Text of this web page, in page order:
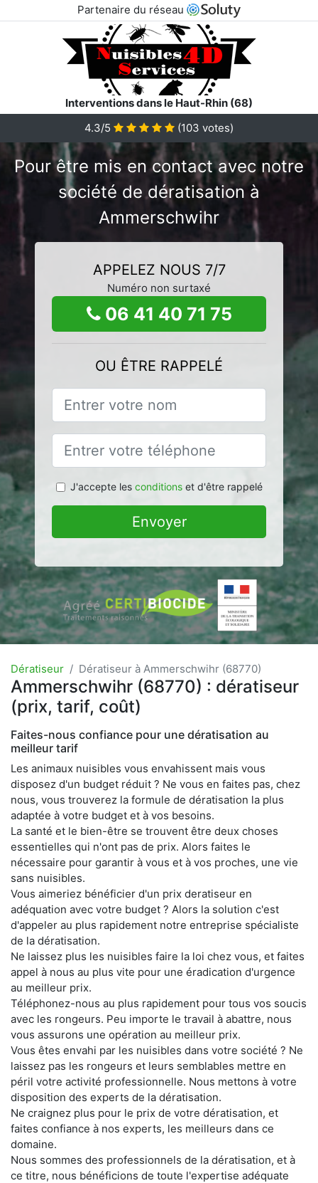
Partenaire du réseau
Interventions dans le Haut-Rhin (68)
4.3/5
(103 votes)
Pour être mis en contact avec notre
société de dératisation à
Ammerschwihr
APPELEZ NOUS 7/7
Numéro non surtaxé
06 41 40 71 75
OU ÊTRE RAPPELÉ
J'accepte les conditionset d'être rappelé
Envoyer
Dératiseur Dératiseur à Ammerschwihr (68770)
Ammerschwihr (68770) : dératiseur
(prix, tarif, coût)
Faites-nous confiance pour une dératisation au
meilleur tarif
Les animaux nuisibles vous envahissent mais vous
disposez d'un budget réduit ? Ne vous en faites pas, chez
nous, vous trouverez la formule de dératisation la plus
adaptée à votre budget et à vos besoins.
La santé et le bien-être se trouvent être deux choses
essentielles qui n'ont pas de prix. Alors faites le
nécessaire pour garantir à vous et à vos proches, une vie
sans nuisibles.
Vous aimeriez bénéficier d'un prix deratiseur en
adéquation avec votre budget ? Alors la solution c'est
d'appeler au plus rapidement notre entreprise spécialiste
de la dératisation.
Ne laissez plus les nuisibles faire la loi chez vous, et faites
appel à nous au plus vite pour une éradication d'urgence
au meilleur prix.
Téléphonez-nous au plus rapidement pour tous vos soucis
avec les rongeurs. Peu importe le travail à abattre, nous
vous assurons une opération au meilleur prix.
Vous êtes envahi par les nuisibles dans votre société ? Ne
laissez pas les rongeurs et leurs semblables mettre en
péril votre activité professionnelle. Nous mettons à votre
disposition des experts de la dératisation.
Ne craignez plus pour le prix de votre dératisation, et
faites confiance à nos experts, les meilleurs dans ce
domaine.
Nous sommes des professionnels de la dératisation, et à
ce titre, nous bénéficions de toute l'expertise adéquate